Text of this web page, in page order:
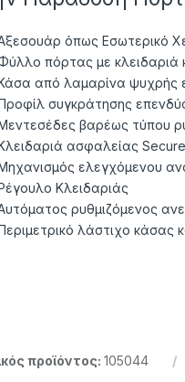
όπως Εσωτερικό
πόρτας με κλειδαριά
από λαμαρίνα ψυχρής
συγκράτησης
βαρέως τύπου
ασφαλείας
ελεγχόμενου
Κλειδαριάς
ρυθμιζόμενος
λάστιχο κάσας
προϊόντος: 105044